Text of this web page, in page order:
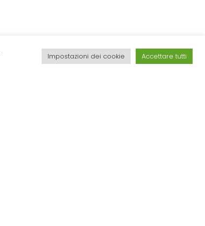
Impostazioni dei cookie Accettare tutti